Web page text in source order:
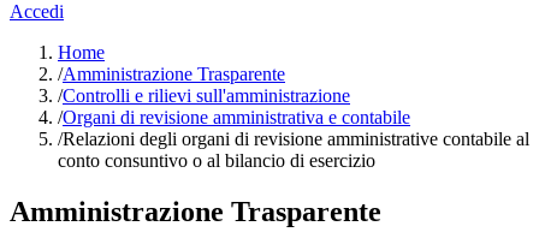
Accedi
Home
/Amministrazione Trasparente
/Controlli e rilievi sull'amministrazione
/Organi di revisione amministrativa e contabile
/Relazioni degli organi di revisione amministrative contabile al
conto consuntivo o al bilancio di esercizio
Amministrazione Trasparente